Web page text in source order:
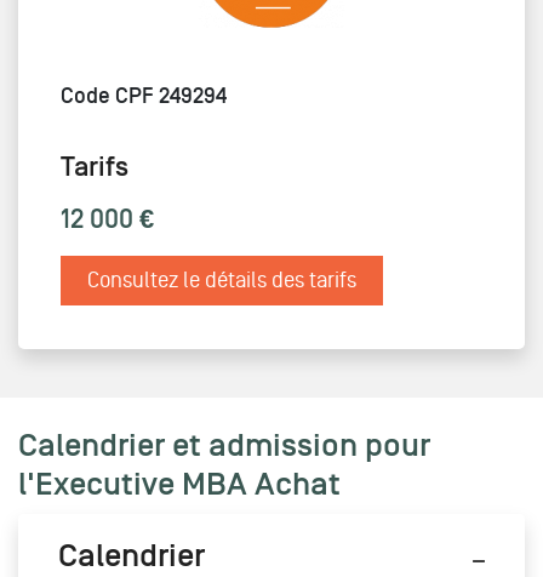
Code CPF 249294
Tarifs
12 000 €
Consultez le détails des tarifs
Calendrier et admission pour
l'Executive MBA Achat
Calendrier